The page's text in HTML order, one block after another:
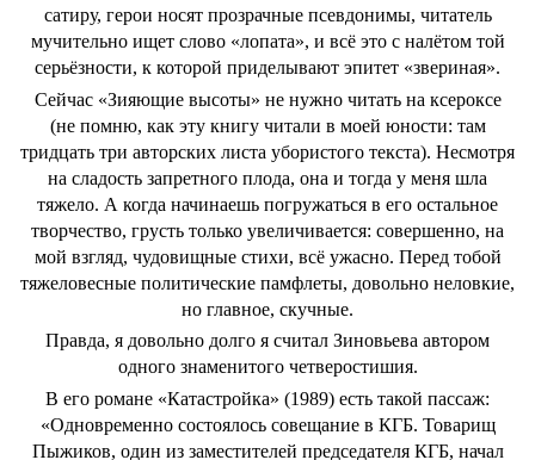
сатиру, герои носят прозрачные псевдонимы, читатель
мучительно ищет слово «лопата», и всё это с налётом той
серьёзности, к которой приделывают эпитет «звериная».
Сейчас «Зияющие высоты» не нужно читать на ксероксе
(не помню, как эту книгу читали в моей юности: там
тридцать три авторских листа убористого текста). Несмотря
на сладость запретного плода, она и тогда у меня шла
тяжело. А когда начинаешь погружаться в его остальное
творчество, грусть только увеличивается: совершенно, на
мой взгляд, чудовищные стихи, всё ужасно. Перед тобой
тяжеловесные политические памфлеты, довольно неловкие,
но главное, скучные.
Правда, я довольно долго я считал Зиновьева автором
одного знаменитого четверостишия.
В его романе «Катастройка» (1989) есть такой пассаж:
«Одновременно состоялось совещание в КГБ. Товарищ
Пыжиков, один из заместителей председателя КГБ, начал